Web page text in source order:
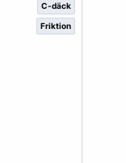
Lantbruk
C-däck
Friktion